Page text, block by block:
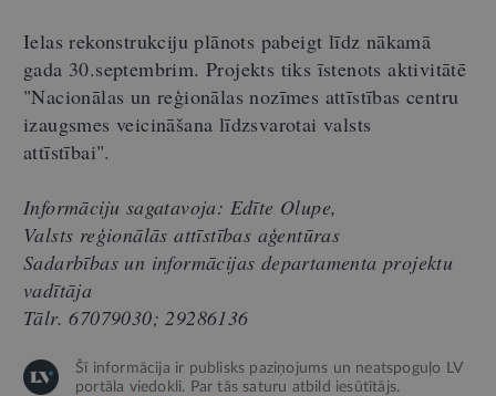
Ielas rekonstrukciju plānots pabeigt līdz nākamā
gada 30.septembrim. Projekts tiks īstenots aktivitātē
"Nacionālas un reģionālas nozīmes attīstības centru
izaugsmes veicināšana līdzsvarotai valsts
attīstībai".
Informāciju sagatavoja: Edīte Olupe,
Valsts reģionālās attīstības aģentūras
Sadarbības un informācijas departamenta projektu
vadītāja
Tālr. 67079030; 29286136
Šī informācija ir publisks paziņojums un neatspoguļo LV
portāla viedokli. Par tās saturu atbild iesūtītājs.